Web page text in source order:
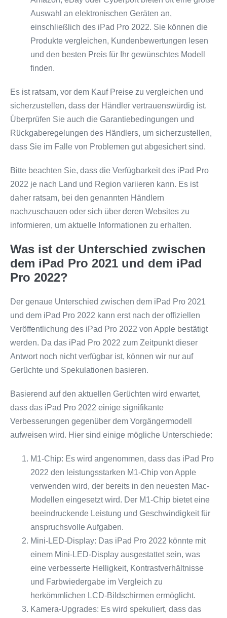
Auswahl an elektronischen Geräten an,
einschließlich des iPad Pro 2022. Sie können die
Produkte vergleichen, Kundenbewertungen lesen
und den besten Preis für Ihr gewünschtes Modell
finden.
Es ist ratsam, vor dem Kauf Preise zu vergleichen und
sicherzustellen, dass der Händler vertrauenswürdig ist.
Überprüfen Sie auch die Garantiebedingungen und
Rückgaberegelungen des Händlers, um sicherzustellen,
dass Sie im Falle von Problemen gut abgesichert sind.
Bitte beachten Sie, dass die Verfügbarkeit des iPad Pro
2022 je nach Land und Region variieren kann. Es ist
daher ratsam, bei den genannten Händlern
nachzuschauen oder sich über deren Websites zu
informieren, um aktuelle Informationen zu erhalten.
Was ist der Unterschied zwischen
dem iPad Pro 2021 und dem iPad
Pro 2022?
Der genaue Unterschied zwischen dem iPad Pro 2021
und dem iPad Pro 2022 kann erst nach der offiziellen
Veröffentlichung des iPad Pro 2022 von Apple bestätigt
werden. Da das iPad Pro 2022 zum Zeitpunkt dieser
Antwort noch nicht verfügbar ist, können wir nur auf
Gerüchte und Spekulationen basieren.
Basierend auf den aktuellen Gerüchten wird erwartet,
dass das iPad Pro 2022 einige signifikante
Verbesserungen gegenüber dem Vorgängermodell
aufweisen wird. Hier sind einige mögliche Unterschiede:
M1-Chip: Es wird angenommen, dass das iPad Pro
2022 den leistungsstarken M1-Chip von Apple
verwenden wird, der bereits in den neuesten Mac-
Modellen eingesetzt wird. Der M1-Chip bietet eine
beeindruckende Leistung und Geschwindigkeit für
anspruchsvolle Aufgaben.
Mini-LED-Display: Das iPad Pro 2022 könnte mit
einem Mini-LED-Display ausgestattet sein, was
eine verbesserte Helligkeit, Kontrastverhältnisse
und Farbwiedergabe im Vergleich zu
herkömmlichen LCD-Bildschirmen ermöglicht.
Kamera-Upgrades: Es wird spekuliert, dass das